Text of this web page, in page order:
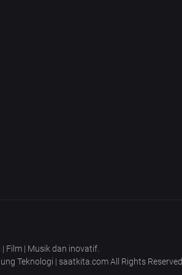
Film | Musik dan inovatif.
Teknologi | saatkita.com All Rights Reserved.